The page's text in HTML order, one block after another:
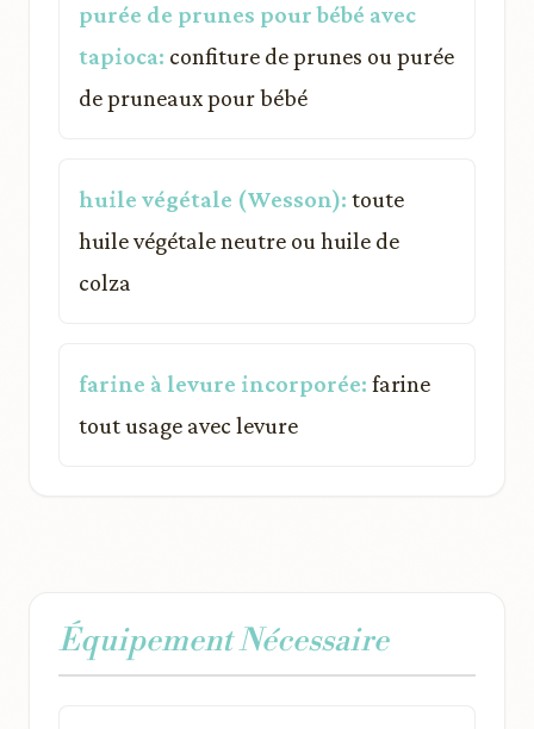
purée de prunes pour bébé avec
tapioca: confiture de prunes ou purée
de pruneaux pour bébé
huile végétale (Wesson): toute
huile végétale neutre ou huile de
colza
farine à levure incorporée: farine
tout usage avec levure
Équipement Nécessaire